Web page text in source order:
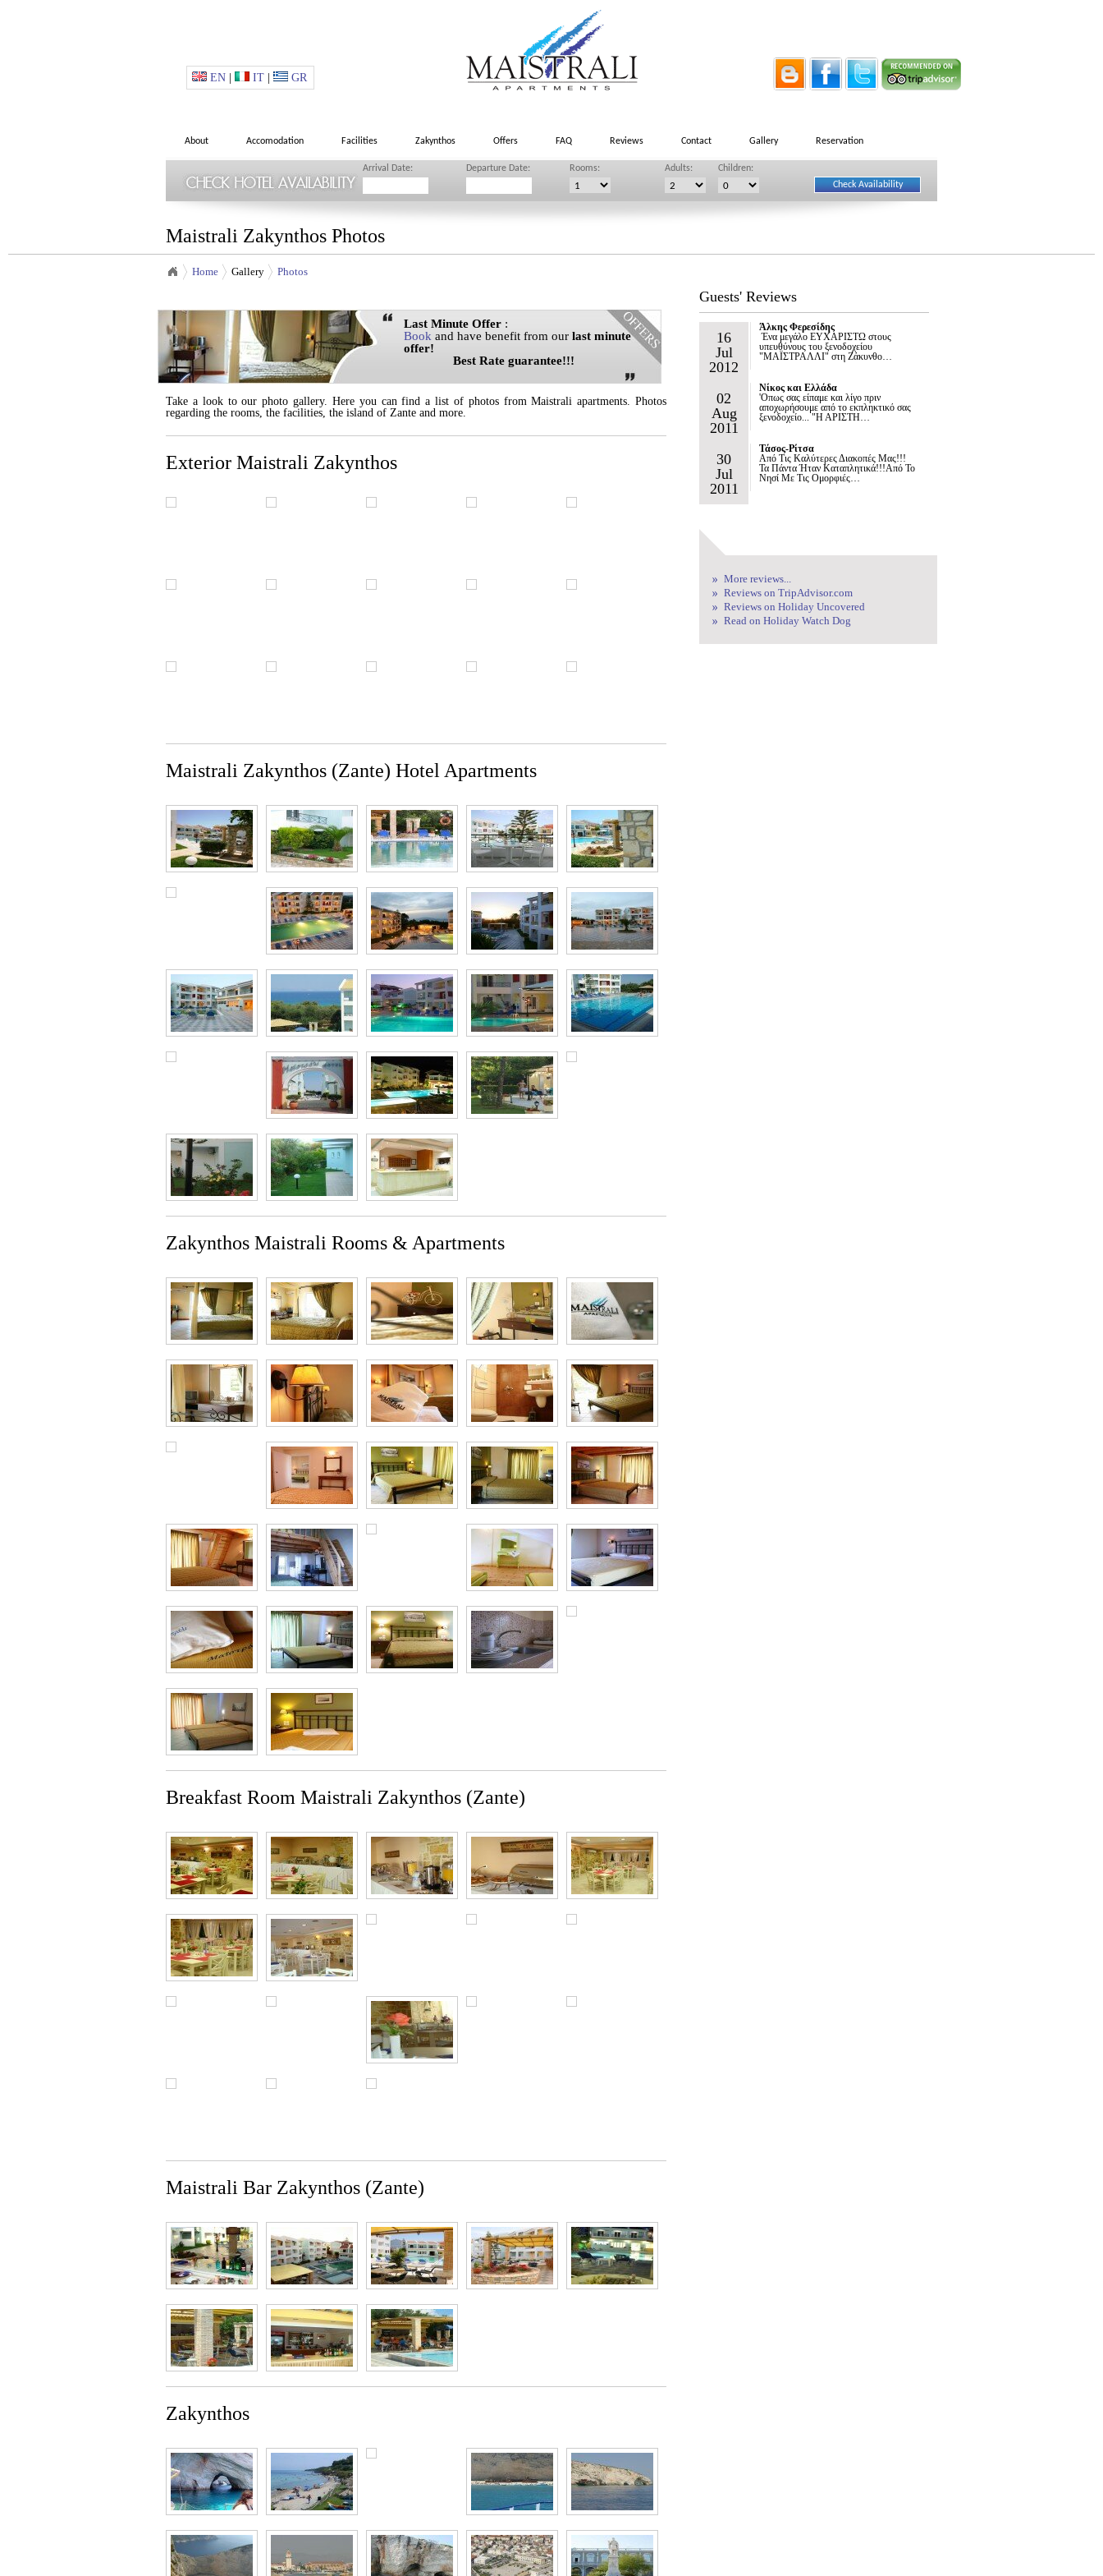
EN IT GR
About Accomodation Facilities Zakynthos Offers FAQ Reviews Contact Gallery Reservation
Arrival Date: Departure Date: Rooms: Adults: Children:
Maistrali Zakynthos Photos
Home Gallery Photos
Last Minute Offer :
Book and have benefit from our last minute
offer!
Best Rate guarantee!!!
Take a look to our photo gallery. Here you can find a list of photos from Maistrali apartments. Photos
regarding the rooms, the facilities, the island of Zante and more.
Exterior Maistrali Zakynthos
Maistrali Zakynthos (Zante) Hotel Apartments
Zakynthos Maistrali Rooms & Apartments
Breakfast Room Maistrali Zakynthos (Zante)
Maistrali Bar Zakynthos (Zante)
Zakynthos
Guests' Reviews
16
Jul
2012
Άλκης Φερεσίδης
Ένα μεγάλο ΕΥΧΑΡΙΣΤΩ στους
υπευθύνους του ξενοδοχείου
"ΜΑΪΣΤΡΑΛΛΙ" στη Ζάκυνθο…
02
Aug
2011
Νίκος και Ελλάδα
'Οπως σας είπαμε και λίγο πριν
αποχωρήσουμε από το εκπληκτικό σας
ξενοδοχείο... "Η ΑΡΙΣΤΗ…
30
Jul
2011
Τάσος-Ρίτσα
Από Τις Καλύτερες Διακοπές Μας!!!
Τα Πάντα Ήταν Καταπλητικά!!!Από Το
Νησί Με Τις Ομορφιές…
More reviews...
Reviews on TripAdvisor.com
Reviews on Holiday Uncovered
Read on Holiday Watch Dog